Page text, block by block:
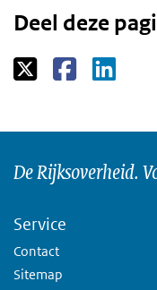
Deel deze
De Rijksoverheid.
Service
Contact
Sitemap